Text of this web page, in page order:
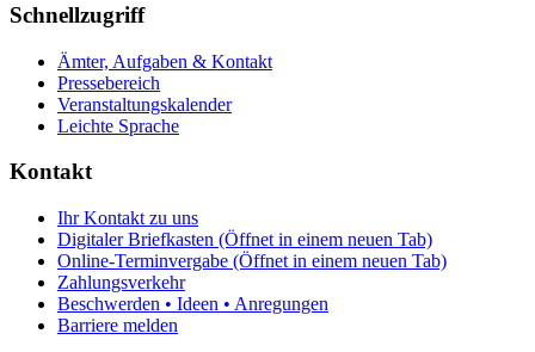
Schnellzugriff
Ämter, Aufgaben & Kontakt
Pressebereich
Veranstaltungskalender
Leichte Sprache
Kontakt
Ihr Kontakt zu uns
Digitaler Briefkasten (Öffnet in einem neuen Tab)
Online-Terminvergabe (Öffnet in einem neuen Tab)
Zahlungsverkehr
Beschwerden • Ideen • Anregungen
Barriere melden